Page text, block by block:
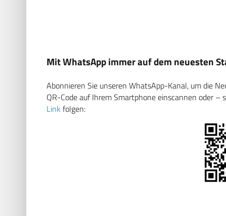
Mit WhatsApp immer auf dem neuesten
Abonnieren Sie unseren WhatsApp-Kanal, um die
QR-Code auf Ihrem Smartphone einscannen oder
Link folgen: